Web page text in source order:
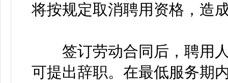
将按规定取消聘用资格，造
签订劳动合同后，聘用人
可提出辞职。在最低服务期